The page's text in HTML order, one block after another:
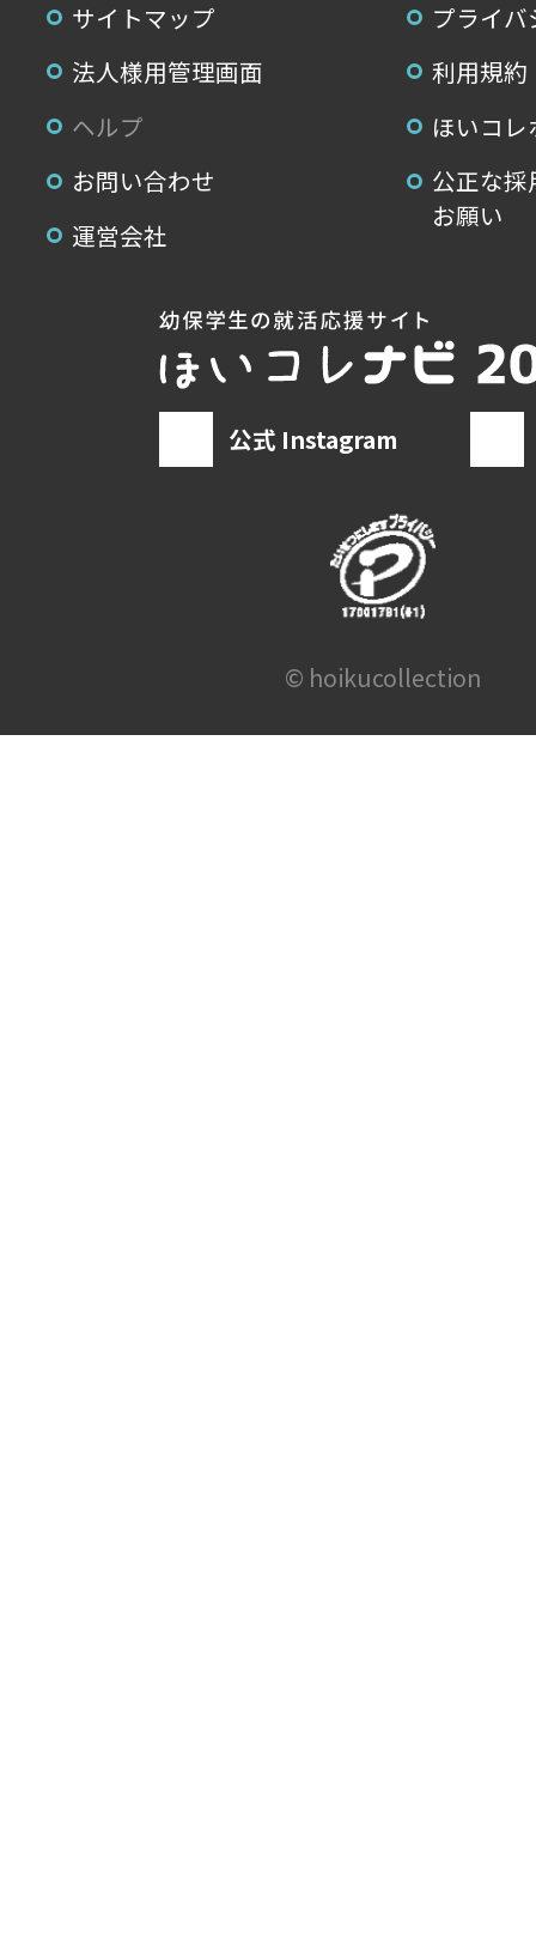
サイトマップ
プライ
法人様用管理画面
利用規約
ヘルプ
ほいコ
お問い合わせ
公正な
お願い
運営会社
公式 Instagram
© hoikucollection